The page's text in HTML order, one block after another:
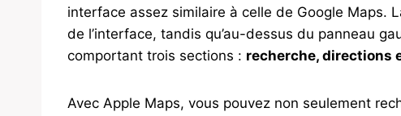
interface assez similaire à celle de Google Maps.
de l’interface, tandis qu’au-dessus du panneau
comportant trois sections : recherche, directions
Avec Apple Maps, vous pouvez non seulement